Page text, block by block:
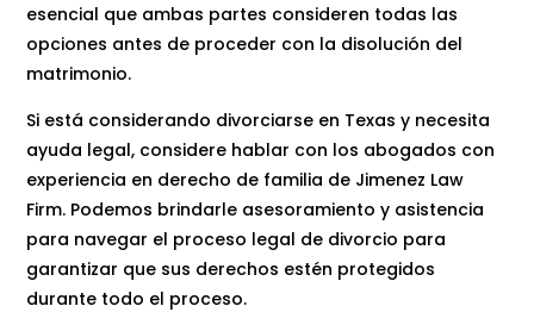
esencial que ambas partes consideren todas las
opciones antes de proceder con la disolución del
matrimonio.
Si está considerando divorciarse en Texas y necesita
ayuda legal, considere hablar con los abogados con
experiencia en derecho de familia de Jimenez Law
Firm. Podemos brindarle asesoramiento y asistencia
para navegar el proceso legal de divorcio para
garantizar que sus derechos estén protegidos
durante todo el proceso.